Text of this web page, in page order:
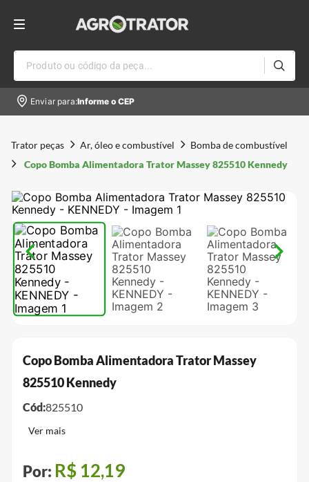
Produto ou código da peça...
Enviar para:Informe o CEP
Trator peças Ar, óleo e combustível
Bomba de combustível
Copo Bomba Alimentadora Trator Massey 825510 Kennedy
Copo Bomba Alimentadora Trator Massey
825510 Kennedy
Cód:825510
R$ 12,19